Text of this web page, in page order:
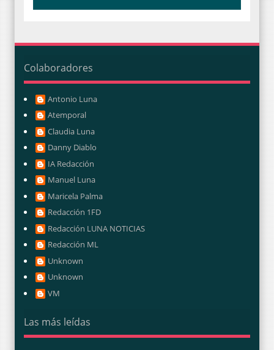
Colaboradores
Antonio Luna
Atemporal
Claudia Luna
Danny Diablo
IA Redacción
Manuel Luna
Maricela Palma
Redacción 1FD
Redacción LUNA NOTICIAS
Redacción ML
Unknown
Unknown
VM
Las más leídas